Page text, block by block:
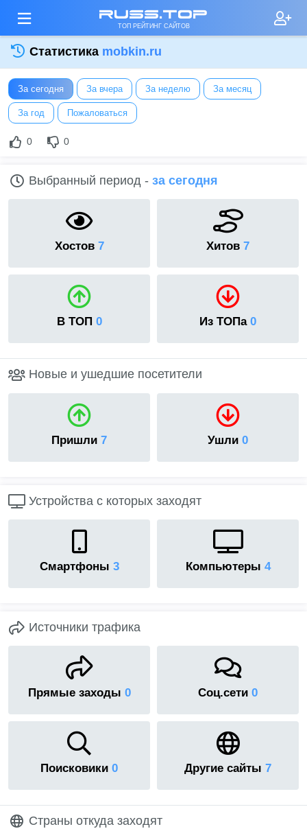
russ.top
ТОП РЕЙТИНГ САЙТОВ
Статистика mobkin.ru
За сегодня За вчера За неделю За месяц
За год Пожаловаться
0 0
Выбранный период - за сегодня
Хостов 7 Хитов 7
В ТОП 0 Из ТОПа 0
Новые и ушедшие посетители
Пришли 7 Ушли 0
Устройства с которых заходят
Смартфоны 3 Компьютеры 4
Источники трафика
Прямые заходы 0 Соц.сети 0
Поисковики 0 Другие сайты 7
Страны откуда заходят